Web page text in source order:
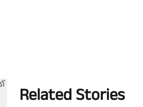
Related Stories